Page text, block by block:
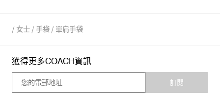
/ 女士 / 手袋 / 單肩手袋
獲得更多COACH資訊
訂閱